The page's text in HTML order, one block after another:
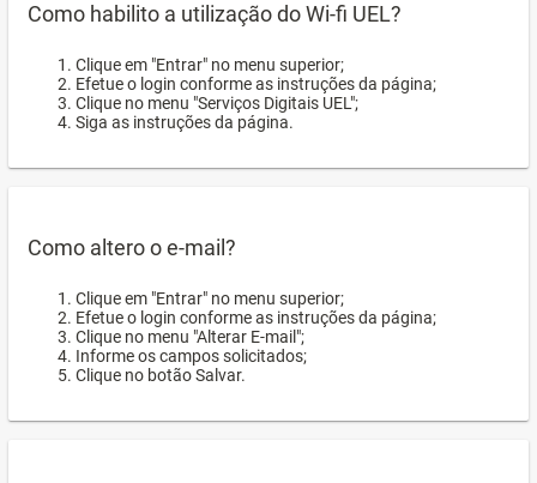
Como habilito a utilização do Wi-fi UEL?
Clique em "Entrar" no menu superior;
Efetue o login conforme as instruções da página;
Clique no menu "Serviços Digitais UEL";
Siga as instruções da página.
Como altero o e-mail?
Clique em "Entrar" no menu superior;
Efetue o login conforme as instruções da página;
Clique no menu "Alterar E-mail";
Informe os campos solicitados;
Clique no botão Salvar.